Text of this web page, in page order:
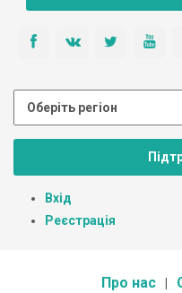
Вхід
Реєстрація
Про нас